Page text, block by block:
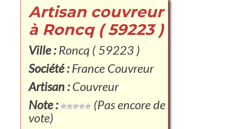
Artisan couvreur
à Roncq ( 59223 )
Ville :Roncq ( 59223 )
Société :France Couvreur
Artisan :Couvreur
Note :
(Pas encore de
vote)